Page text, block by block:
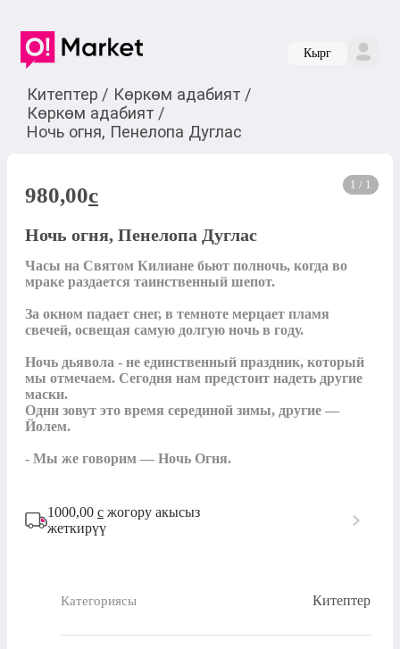
Кырг
Китептер / Көркөм адабият /
Көркөм адабият /
Ночь огня, Пенелопа Дуглас
1 / 1
980,00c
Ночь огня, Пенелопа Дуглас
Часы на Святом Килиане бьют полночь, когда во
мраке раздается таинственный шепот.
За окном падает снег, в темноте мерцает пламя
свечей, освещая самую долгую ночь в году.
Ночь дьявола - не единственный праздник, который
мы отмечаем. Сегодня нам предстоит надеть другие
маски.
Одни зовут это время серединой зимы, другие —
Йолем.
- Мы же говорим — Ночь Огня.
1000,00 с жогору акысыз
жеткирүү
Категориясы Китептер